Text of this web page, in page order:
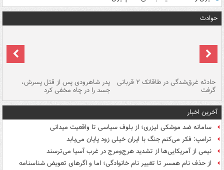
حوادث
حادثه غرق‌شدگی در طاقانک ۲ قربانی
گرفت
پدر شاهرودی پس از قتل پسرش،
جسد را در چاه مخفی کرد
آخرین اخبار
سامانه ضد موشکی لیزری؛ از بلوف سیاسی تا واقعیت میدانی
ترامپ: فکر می‌کنم جنگ با ایران خیلی زود پایان می‌یابد
نیمی از آمریکایی‌ها از تشدید هرج‌ومرج در غرب آسیا می‌ترسند
از حذف نام همسر تا تغییر نام خانوادگی؛ اما و اگرهای تعویض شناسنامه